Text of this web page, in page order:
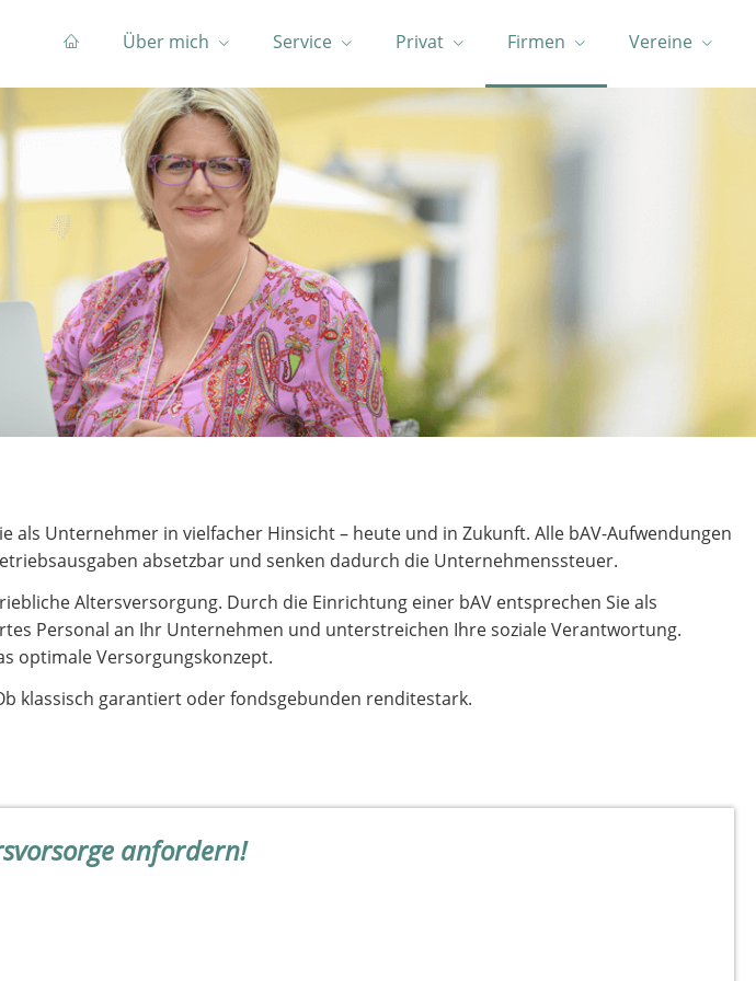
Über mich Service Privat Firmen Vereine
Unternehmer in vielfacher Hinsicht – heute und in Zukunft. Alle bAV-Aufwendungen
absetzbar und senken dadurch die Unternehmenssteuer.
Altersversorgung. Durch die Einrichtung einer bAV entsprechen Sie als
Personal an Ihr Unternehmen und unterstreichen Ihre soziale Verantwortung.
optimale Versorgungskonzept.
klassisch garantiert oder fondsgebunden renditestark.
anfordern!